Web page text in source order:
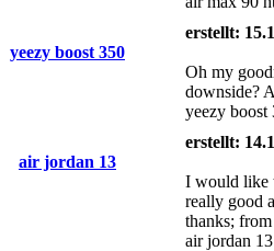
yeezy boost 350
erstellt:
Oh my
downside?
yeezy
air jordan 13
erstellt:
I would like
really good
thanks;
air jordan